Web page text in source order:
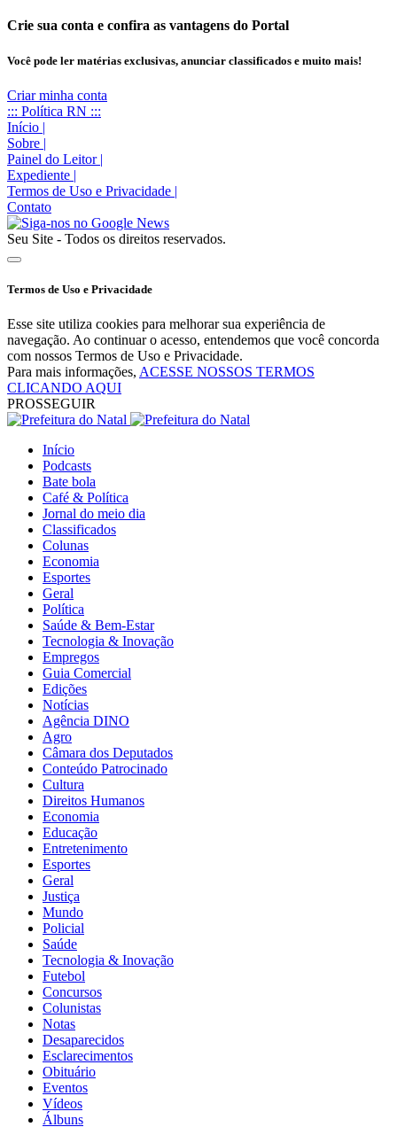
Crie sua conta e confira as vantagens do Portal
Você pode ler matérias exclusivas, anunciar classificados e muito mais!
Criar minha conta
::: Política RN :::
Início |
Sobre |
Painel do Leitor |
Expediente |
Termos de Uso e Privacidade |
Contato
Seu Site - Todos os direitos reservados.
Termos de Uso e Privacidade
Esse site utiliza cookies para melhorar sua experiência de
navegação. Ao continuar o acesso, entendemos que você concorda
com nossos Termos de Uso e Privacidade.
Para mais informações, ACESSE NOSSOS TERMOS
CLICANDO AQUI
PROSSEGUIR
Início
Podcasts
Bate bola
Café & Política
Jornal do meio dia
Classificados
Colunas
Economia
Esportes
Geral
Política
Saúde & Bem-Estar
Tecnologia & Inovação
Empregos
Guia Comercial
Edições
Notícias
Agência DINO
Agro
Câmara dos Deputados
Conteúdo Patrocinado
Cultura
Direitos Humanos
Economia
Educação
Entretenimento
Esportes
Geral
Justiça
Mundo
Policial
Saúde
Tecnologia & Inovação
Futebol
Concursos
Colunistas
Notas
Desaparecidos
Esclarecimentos
Obituário
Eventos
Vídeos
Álbuns